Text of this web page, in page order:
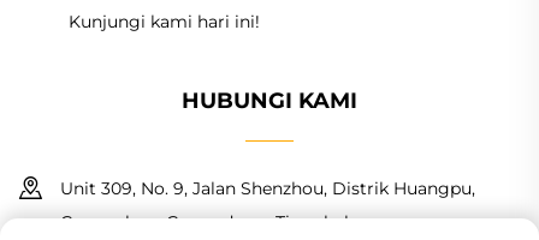
Kunjungi kami hari ini!
HUBUNGI KAMI
Unit 309, No. 9, Jalan Shenzhou, Distrik Huangpu,
Guangzhou, Guangdong, Tiongkok